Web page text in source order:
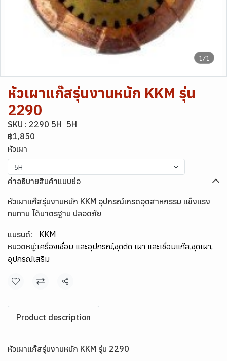
1/1
หัวเผาแก๊สรุ่นงานหนัก KKM รุ่น
2290
SKU : 2290 5H 5H
฿1,850
หัวเผา
5H
คำอธิบายสินค้าแบบย่อ
หัวเผาแก๊สรุ่นงานหนัก KKM อุปกรณ์เกรดอุตสาหกรรม แข็งแรง
ทนทาน ได้มาตรฐาน ปลอดภัย
แบรนด์:
KKM
หมวดหมู่:เครื่องเชื่อม และอุปกรณ์,ชุดตัด เผา และเชื่อมแก๊ส,ชุดเผา,
อุปกรณ์เสริม
แชร์
Product description
หัวเผาแก๊สรุ่นงานหนัก KKM รุ่น 2290